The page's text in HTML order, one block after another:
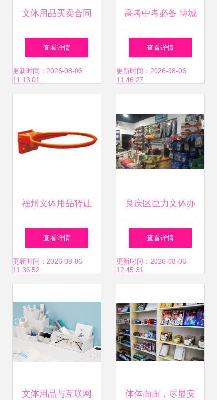
文体用品买卖合同
详解 从选购到履约
的全面指南
查看详情
更新时间：2026-08-06
11:13:01
高考中考必备 博城
文化超市考试用具
专柜全攻略
查看详情
更新时间：2026-08-06
11:46:27
福州文体用品转让
与求购全攻略 便民
网助力二手交易智
查看详情
更新时间：2026-08-06
11:36:52
良庆区巨力文体办
公用品店旺铺转让
区位优势与行业前
查看详情
更新时间：2026-08-06
12:45:31
文体用品与互联网 体体面面，尽显安